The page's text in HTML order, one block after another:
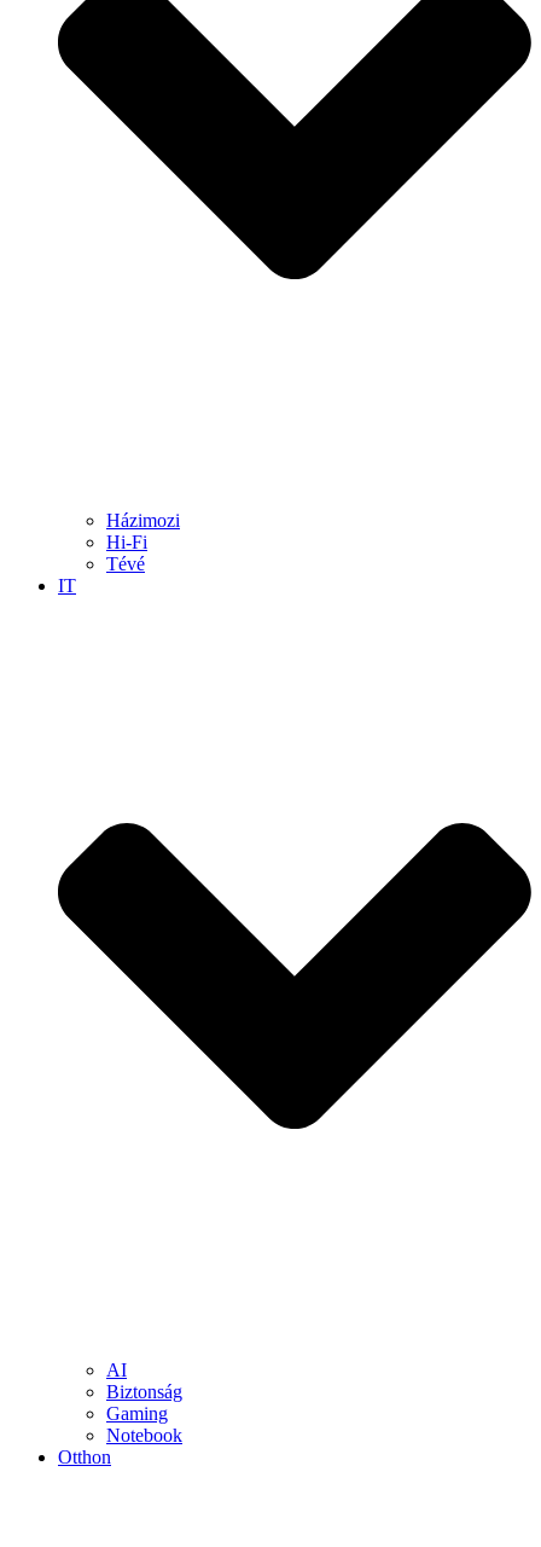
Házimozi
Hi-Fi
Tévé
IT
AI
Biztonság
Gaming
Notebook
Otthon